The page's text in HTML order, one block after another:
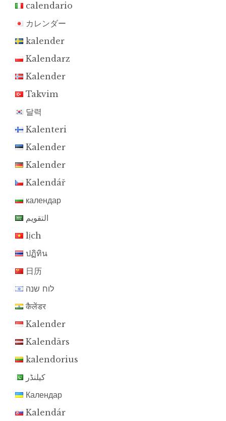
calendario
カレンダー
kalender
Kalendarz
Kalender
Takvim
달력
Kalenteri
Kalender
Kalender
Kalendář
календар
التقويم
lịch
ปฏิทิน
日历
לוח שנה
कैलेंडर
Kalender
Kalendārs
kalendorius
کیلنڈر
Календар
Kalendár